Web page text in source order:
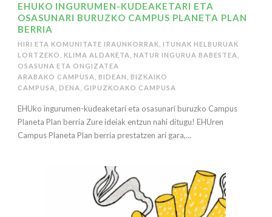
EHUKO INGURUMEN-KUDEAKETARI ETA
OSASUNARI BURUZKO CAMPUS PLANETA PLAN
BERRIA
HIRI ETA KOMUNITATE IRAUNKORRAK ITUNAK HELBURUAK
LORTZEKO
KLIMA ALDAKETA NATUR INGURUA BABESTEA
OSASUNA ETA ONGIZATEA
ARABAKO CAMPUSA
BIDEAN
BIZKAIKO
CAMPUSA
DENA GIPUZKOAKO CAMPUSA
EHUko ingurumen-kudeaketari eta osasunari buruzko Campus
Planeta Plan berria Zure ideiak entzun nahi ditugu! EHUren
Campus Planeta Plan berria prestatzen ari gara,...